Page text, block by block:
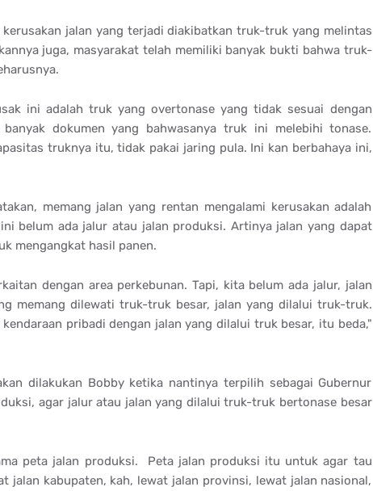
jalan yang terjadi diakibatkan truk-truk yang melintas
juga, masyarakat telah memiliki banyak bukti bahwa truk-
ini adalah truk yang overtonase yang tidak sesuai dengan
dokumen yang bahwasanya truk ini melebihi tonase.
truknya itu, tidak pakai jaring pula. Ini kan berbahaya ini,
memang jalan yang rentan mengalami kerusakan adalah
belum ada jalur atau jalan produksi. Artinya jalan yang dapat
mengangkat hasil panen.
dengan area perkebunan. Tapi, kita belum ada jalur, jalan
memang dilewati truk-truk besar, jalan yang dilalui truk-truk.
pribadi dengan jalan yang dilalui truk besar, itu beda,"
dilakukan Bobby ketika nantinya terpilih sebagai Gubernur
agar jalur atau jalan yang dilalui truk-truk bertonase besar
peta jalan produksi. Peta jalan produksi itu untuk agar tau
jalan kabupaten, kah, lewat jalan provinsi, lewat jalan nasional,